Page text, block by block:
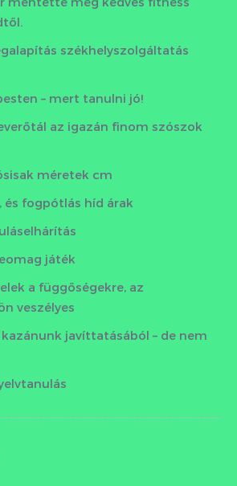
székhelyszolgáltatás
– mert tanulni jó!
az igazán finom szószok
méretek cm
és fogpótlás híd árak
játék
a függőségekre, az
veszélyes
javíttatásából – de nem